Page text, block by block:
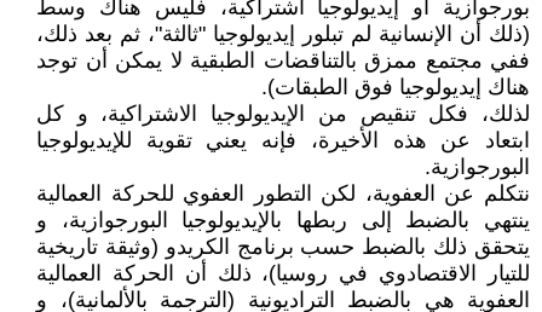
بورجوازية أو إيديولوجيا اشتراكية، فليس هناك وسط
(ذلك أن الإنسانية لم تبلور إيديولوجيا "ثالثة"، ثم بعد ذلك،
ففي مجتمع ممزق بالتناقضات الطبقية لا يمكن أن توجد
هناك إيديولوجيا فوق الطبقات).
لذلك، فكل تنقيص من الإيديولوجيا الاشتراكية، و كل
ابتعاد عن هذه الأخيرة، فإنه يعني تقوية للإيديولوجيا
البورجوازية.
نتكلم عن العفوية، لكن التطور العفوي للحركة العمالية
ينتهي بالضبط إلى ربطها بالإيديولوجيا البورجوازية، و
يتحقق ذلك بالضبط حسب برنامج الكريدو (وثيقة تاريخية
للتيار الاقتصادوي في روسيا)، ذلك أن الحركة العمالية
العفوية هي بالضبط التراديونية (الترجمة بالألمانية)، و